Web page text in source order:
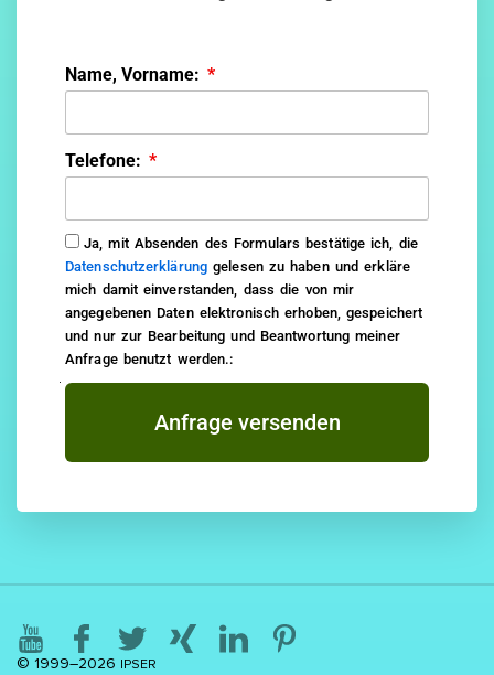
Name, Vorname:
Telefone:
Ja, mit Absenden des Formulars bestätige ich, die
Datenschutzerklärung gelesen zu haben und erkläre
mich damit einverstanden, dass die von mir
angegebenen Daten elektronisch erhoben, gespeichert
und nur zur Bearbeitung und Beantwortung meiner
Anfrage benutzt werden.:
Anfrage versenden
© 1999–2026 IPSER